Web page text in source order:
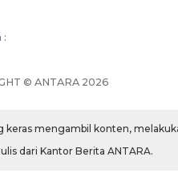
:
© ANTARA 2026
keras mengambil konten,
dari Kantor Berita ANTARA.